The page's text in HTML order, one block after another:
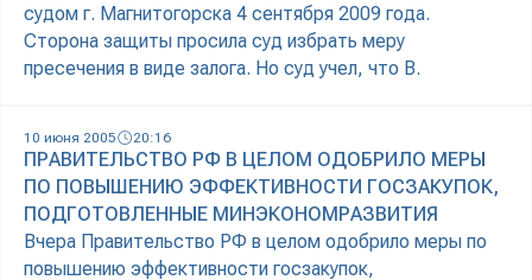
судом г. Магнитогорска 4 сентября 2009 года.
Сторона защиты просила суд избрать меру
пресечения в виде залога. Но суд учел, что В.
10 июня 2005 20:16
ПРАВИТЕЛЬСТВО РФ В ЦЕЛОМ ОДОБРИЛО МЕРЫ
ПО ПОВЫШЕНИЮ ЭФФЕКТИВНОСТИ ГОСЗАКУПОК,
ПОДГОТОВЛЕННЫЕ МИНЭКОНОМРАЗВИТИЯ
Вчера Правительство РФ в целом одобрило меры по
повышению эффективности госзакупок,